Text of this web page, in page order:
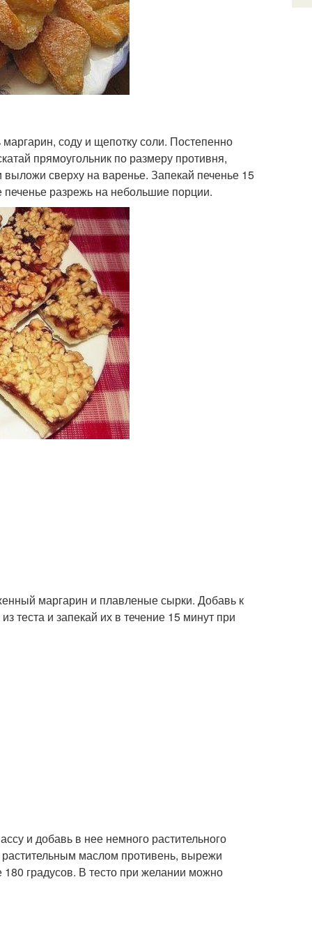
соду и щепотку соли. Постепенно
прямоугольник по размеру противня,
сверху на варенье. Запекай печенье 15
печенье разрежь на небольшие порции.
маргарин и плавленые сырки. Добавь к
теста и запекай их в течение 15 минут при
и добавь в нее немного растительного
маслом противень, вырежи
180 градусов. В тесто при желании можно